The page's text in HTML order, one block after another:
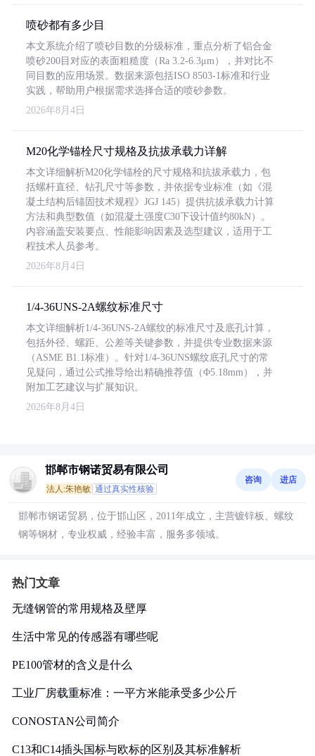
喷砂都有多少目
本文系统介绍了喷砂目数的分级标准，重点分析了铝合金
喷砂200目对应的表面粗糙度（Ra 3.2-6.3μm），并对比不
同目数的应用场景。数据来源包括ISO 8503-1标准和行业
实践，帮助用户根据需求选择合适的喷砂参数。
2026年8月4日
M20化学锚栓尺寸规格及抗拔承载力详解
本文详细解析M20化学锚栓的尺寸规格和抗拔承载力，包
括螺杆直径、钻孔尺寸等参数，并依据专业标准（如《混
凝土结构后锚固技术规程》JGJ 145）提供抗拔承载力计算
方法和典型数值（如混凝土强度C30下设计值约80kN）。
内容涵盖安装要点、性能影响因素及选型建议，适用于工
程技术人员参考。
2026年8月4日
1/4-36UNS-2A螺纹标准尺寸
本文详细解析1/4-36UNS-2A螺纹的标准尺寸及底孔计算，
包括外径、螺距、公差等关键参数，并提供专业数据来源
（ASME B1.1标准）。针对1/4-36UNS螺纹底孔尺寸的常
见疑问，通过公式推导给出精确推荐值（Φ5.18mm），并
附加工艺建议与扩展知识。
2026年8月4日
邯郸市钢诺贸易有限公司
法人:朱艳敏 通过真实性核验
咨询 进店
邯郸市钢诺贸易，位于邯山区，2011年成立，主营镀锌板、螺纹
钢等钢材，专业权威，经验丰富，服务多领域。
热门文章
无缝钢管的常用规格及壁厚
生活中常见的传感器有哪些呢
PE100管材的含义是什么
工业厂房载重标准：一平方米能承受多少公斤
CONOSTAN公司简介
C13和C14插头国标与欧标的区别及其标准解析